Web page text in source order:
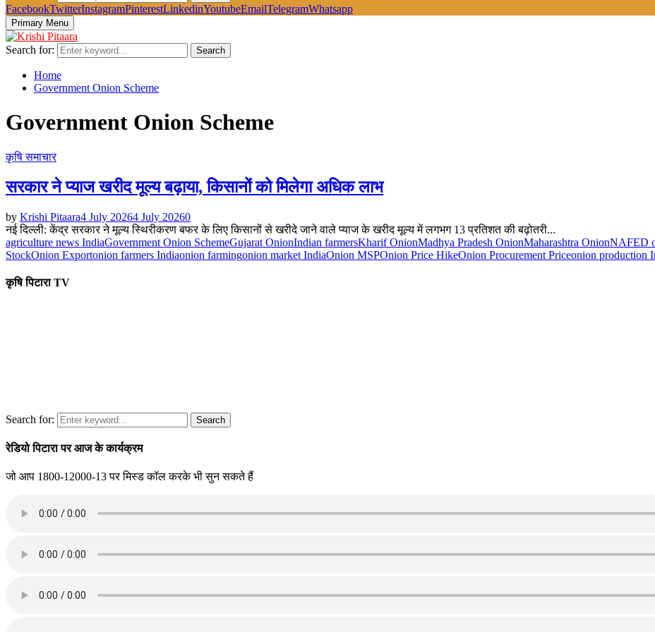
FacebookTwitterInstagramPinterestLinkedinYoutubeEmailTelegramWhatsapp
Primary Menu
Search for: Search
Home
Government Onion Scheme
Government Onion Scheme
कृषि समाचार
सरकार ने प्याज खरीद मूल्य बढ़ाया, किसानों को मिलेगा अधिक लाभ
by Krishi Pitaara4 July 20264 July 20260
नई दिल्ली: केंद्र सरकार ने मूल्य स्थिरीकरण बफर के लिए किसानों से खरीदे जाने वाले प्याज के खरीद मूल्य में लगभग 13 प्रतिशत की बढ़ोतरी...
agriculture news IndiaGovernment Onion SchemeGujarat OnionIndian farmersKharif OnionMadhya Pradesh OnionMaharashtra OnionNAFED
StockOnion Exportonion farmers Indiaonion farmingonion market IndiaOnion MSPOnion Price HikeOnion Procurement Priceonion production
कृषि पिटारा TV
Search for: Search
रेडियो पिटारा पर आज के कार्यक्रम
जो आप 1800-12000-13 पर मिस्ड कॉल करके भी सुन सकते हैं